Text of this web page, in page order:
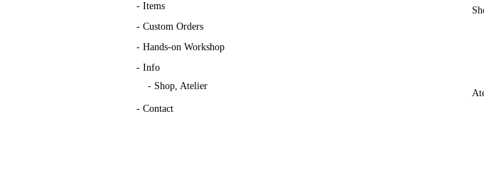
- Items
- Custom Orders
- Hands-on Workshop
- Info
- Shop, Atelier
- Contact